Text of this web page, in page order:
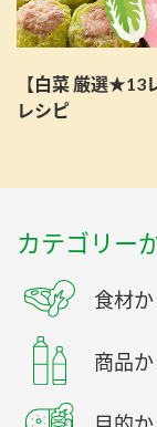
【白菜 厳選★13
レシピ
カテゴリー
食材
商品